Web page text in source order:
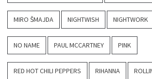
MIRO ŠMAJDA NIGHTWISH NIGHTWORK
NO NAME PAUL MCCARTNEY PINK
RED HOT CHILI PEPPERS RIHANNA